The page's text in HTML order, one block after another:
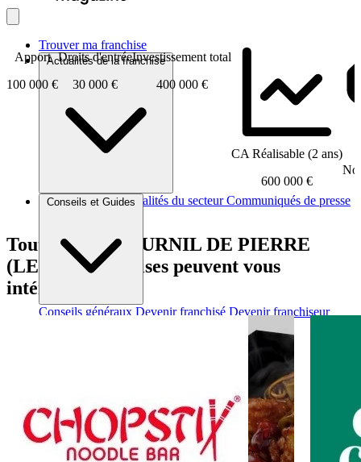
Trouver ma franchise
Actualités de la franchise
Brèves et actus Actualités du secteur Communiqués de presse
Conseils et Guides
Conseils généraux Devenir franchisé Devenir franchiseur
Apport
100 000 €
Droits d'entrée
30 000 €
Investissement total
400 000 €
CA Réalisable (2 ans)
600 000 €
Tout comme FOURNIL DE PIERRE
(LE), ces franchises peuvent vous
intéresser